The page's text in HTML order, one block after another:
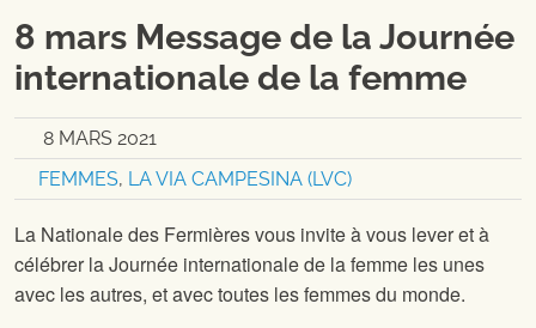
8 mars Message de la Journée
internationale de la femme
8 MARS 2021
FEMMES, LA VIA CAMPESINA (LVC)
La Nationale des Fermières vous invite à vous lever et à
célébrer la Journée internationale de la femme les unes
avec les autres, et avec toutes les femmes du monde.